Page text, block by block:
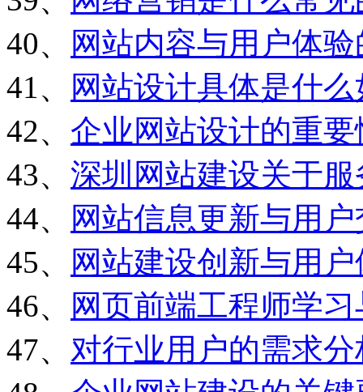
40、
网站内容与用户体
41、
网站设计具体是什
42、 企业网站设计的重要
43、 深圳网站建设关于
44、
网站信息更新与用
45、
网站建设创新与用
46、
网页前端工程师学
47、 对行业用户的需求